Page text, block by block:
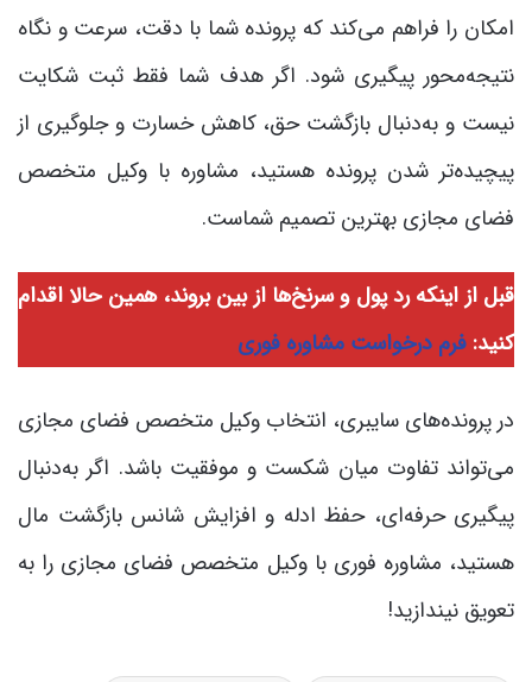
امکان را فراهم می‌کند که پرونده شما با دقت، سرعت و نگاه
نتیجه‌محور پیگیری شود. اگر هدف شما فقط ثبت شکایت
نیست و به‌دنبال بازگشت حق، کاهش خسارت و جلوگیری از
پیچیده‌تر شدن پرونده هستید، مشاوره با وکیل متخصص
فضای مجازی بهترین تصمیم شماست.
قبل از اینکه رد پول و سرنخ‌ها از بین بروند، همین حالا اقدام
کنید: فرم درخواست مشاوره فوری
در پرونده‌های سایبری، انتخاب وکیل متخصص فضای مجازی
می‌تواند تفاوت میان شکست و موفقیت باشد. اگر به‌دنبال
پیگیری حرفه‌ای، حفظ ادله و افزایش شانس بازگشت مال
هستید، مشاوره فوری با وکیل متخصص فضای مجازی را به
تعویق نیندازید!